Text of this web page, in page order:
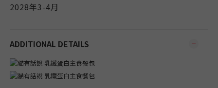
2028年3-4月
ADDITIONAL DETAILS